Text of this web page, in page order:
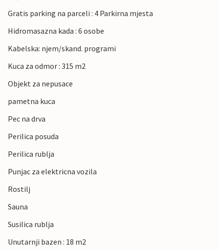
Gratis parking na parceli : 4 Parkirna mjesta
Hidromasazna kada : 6 osobe
Kabelska: njem/skand. programi
Kuca za odmor : 315 m2
Objekt za nepusace
pametna kuca
Pec na drva
Perilica posuda
Perilica rublja
Punjac za elektricna vozila
Rostilj
Sauna
Susilica rublja
Unutarnji bazen : 18 m2